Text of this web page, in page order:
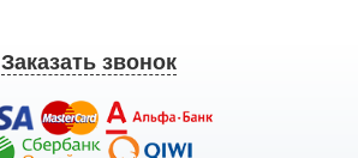
Заказать звонок